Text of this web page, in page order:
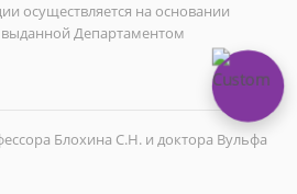
осуществляется на основании
Департаментом
Блохина С.Н. и доктора Вульфа